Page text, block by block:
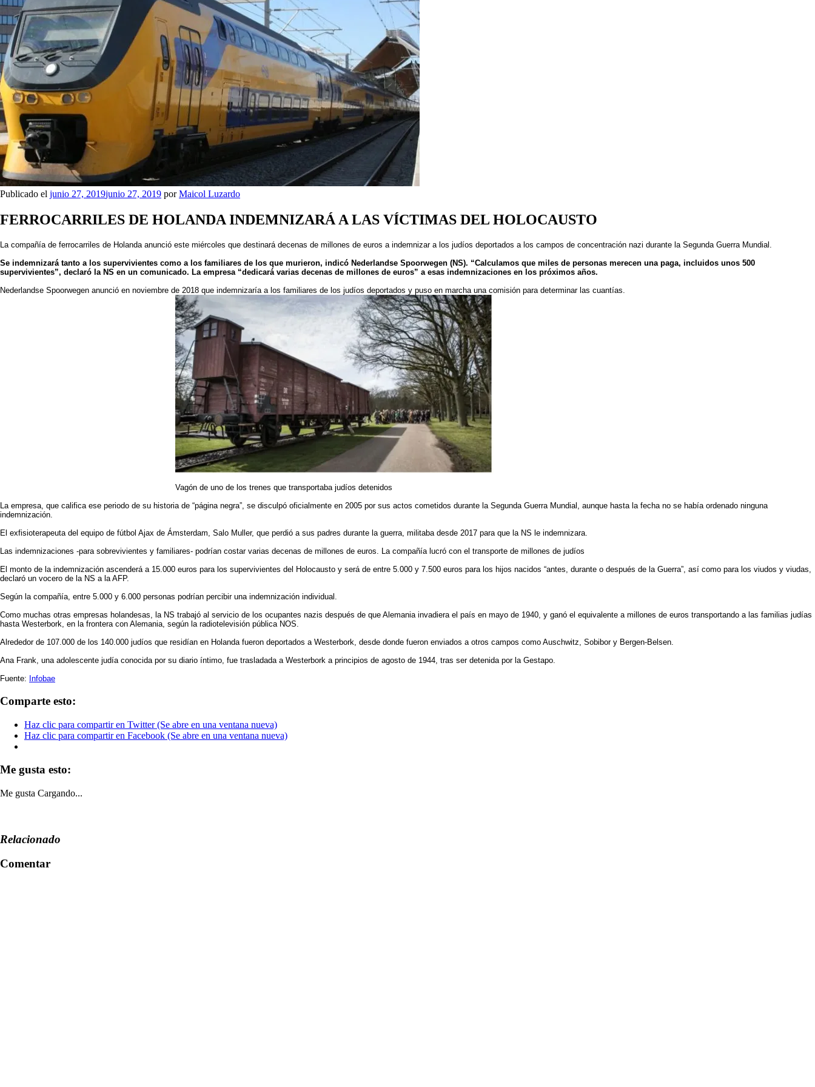
Publicado el junio 27, 2019junio 27, 2019 porMaicol Luzardo
FERROCARRILES DE HOLANDA INDEMNIZARÁ A LAS VÍCTIMAS DEL HOLOCAUSTO
La compañía de ferrocarriles de Holanda anunció este miércoles que destinará decenas de millones de euros a indemnizar a los judíos deportados a los campos de concentración nazi durante la Segunda Guerra Mundial.
Se indemnizará tanto a los supervivientes como a los familiares de los que murieron, indicó Nederlandse Spoorwegen (NS). “Calculamos que miles de personas merecen una paga, incluidos unos 500
supervivientes”, declaró la NS en un comunicado. La empresa “dedicará varias decenas de millones de euros” a esas indemnizaciones en los próximos años.
Nederlandse Spoorwegen anunció en noviembre de 2018 que indemnizaría a los familiares de los judíos deportados y puso en marcha una comisión para determinar las cuantías.
Vagón de uno de los trenes que transportaba judíos detenidos
La empresa, que califica ese periodo de su historia de “página negra”, se disculpó oficialmente en 2005 por sus actos cometidos durante la Segunda Guerra Mundial, aunque hasta la fecha no se había ordenado ninguna
indemnización.
El exfisioterapeuta del equipo de fútbol Ajax de Ámsterdam, Salo Muller, que perdió a sus padres durante la guerra, militaba desde 2017 para que la NS le indemnizara.
Las indemnizaciones -para sobrevivientes y familiares- podrían costar varias decenas de millones de euros. La compañía lucró con el transporte de millones de judíos
El monto de la indemnización ascenderá a 15.000 euros para los supervivientes del Holocausto y será de entre 5.000 y 7.500 euros para los hijos nacidos “antes, durante o después de la Guerra”, así como para los viudos y viudas,
declaró un vocero de la NS a la AFP.
Según la compañía, entre 5.000 y 6.000 personas podrían percibir una indemnización individual.
Como muchas otras empresas holandesas, la NS trabajó al servicio de los ocupantes nazis después de que Alemania invadiera el país en mayo de 1940, y ganó el equivalente a millones de euros transportando a las familias judías
hasta Westerbork, en la frontera con Alemania, según la radiotelevisión pública NOS.
Alrededor de 107.000 de los 140.000 judíos que residían en Holanda fueron deportados a Westerbork, desde donde fueron enviados a otros campos como Auschwitz, Sobibor y Bergen-Belsen.
Ana Frank, una adolescente judía conocida por su diario íntimo, fue trasladada a Westerbork a principios de agosto de 1944, tras ser detenida por la Gestapo.
Fuente: Infobae
Comparte esto:
Haz clic para compartir en Twitter (Se abre en una ventana nueva)
Haz clic para compartir en Facebook (Se abre en una ventana nueva)
Me gusta esto:
Me gusta Cargando...
Relacionado
Comentar